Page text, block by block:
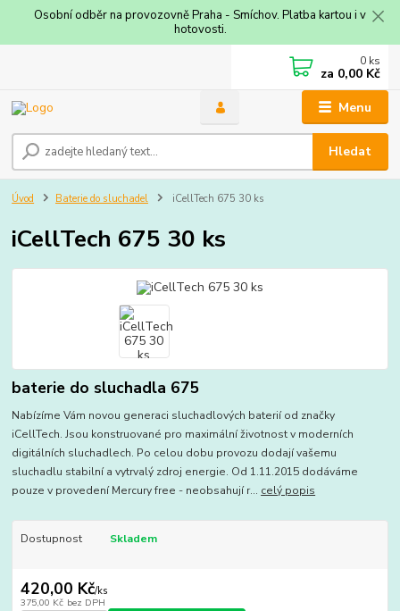
Osobní odběr na provozovně Praha - Smíchov. Platba kartou i v
hotovosti.
Menu
Hledat
0 ks
za 0,00 Kč
Úvod Baterie do sluchadel iCellTech 675 30 ks
iCellTech 675 30 ks
baterie do sluchadla 675
Nabízíme Vám novou generaci sluchadlových baterií od značky
iCellTech. Jsou konstruované pro maximální životnost v moderních
digitálních sluchadlech. Po celou dobu provozu dodají vašemu
sluchadlu stabilní a vytrvalý zdroj energie. Od 1.11.2015 dodáváme
pouze v provedení Mercury free - neobsahují r... celý popis
Dostupnost Skladem
420,00 Kč/ks
375,00 Kč bez DPH